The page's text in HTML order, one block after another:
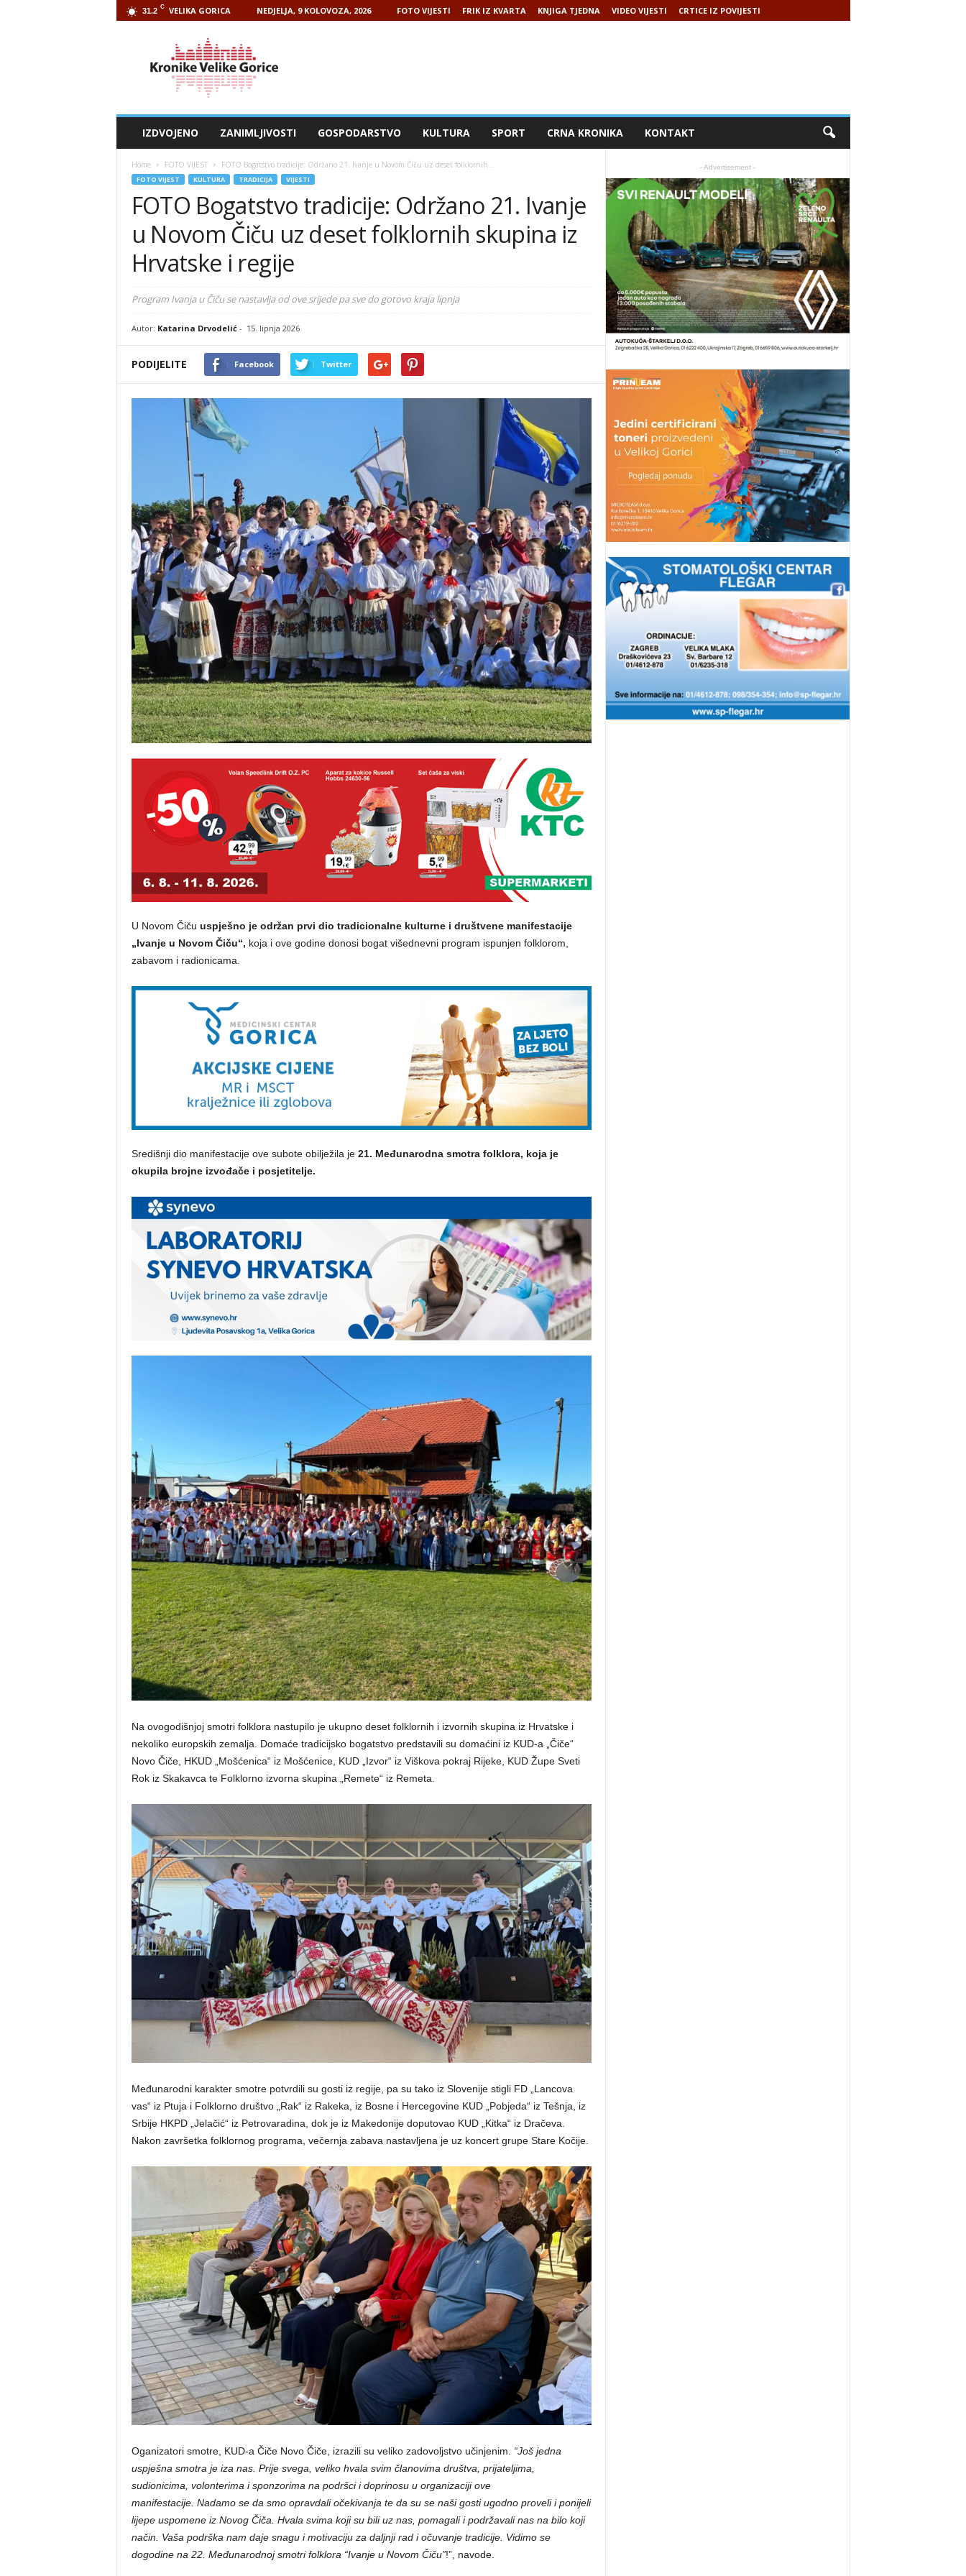
31.2 C VELIKA GORICA NEDJELJA, 9 KOLOVOZA, 2026 FOTO VIJESTI FRIK IZ KVARTA KNJIGA TJEDNA VIDEO VIJESTI CRTICE IZ POVIJESTI
IZDVOJENO ZANIMLJIVOSTI GOSPODARSTVO KULTURA SPORT CRNA KRONIKA KONTAKT
Home FOTO VIJEST FOTO Bogatstvo tradicije: Održano 21. Ivanje u Novom Čiču uz deset folklornih...
FOTO VIJEST KULTURA TRADICIJA VIJESTI
FOTO Bogatstvo tradicije: Održano 21. Ivanje
u Novom Čiču uz deset folklornih skupina iz
Hrvatske i regije
Program Ivanja u Čiču se nastavlja od ove srijede pa sve do gotovo kraja lipnja
Autor: Katarina Drvodelić- 15. lipnja 2026
PODIJELITE Facebook Twitter
U Novom Čiču uspješno je održan prvi dio tradicionalne kulturne i društvene manifestacije
„Ivanje u Novom Čiču“, koja i ove godine donosi bogat višednevni program ispunjen folklorom,
zabavom i radionicama.
Središnji dio manifestacije ove subote obilježila je21. Međunarodna smotra folklora, koja je
okupila brojne izvođače i posjetitelje.
Na ovogodišnjoj smotri folklora nastupilo je ukupno deset folklornih i izvornih skupina iz Hrvatske i
nekoliko europskih zemalja. Domaće tradicijsko bogatstvo predstavili su domaćini iz KUD-a „Čiče“
Novo Čiče, HKUD „Mošćenica“ iz Mošćenice, KUD „Izvor“ iz Viškova pokraj Rijeke, KUD Župe Sveti
Rok iz Skakavca te Folklorno izvorna skupina „Remete“ iz Remeta.
Međunarodni karakter smotre potvrdili su gosti iz regije, pa su tako iz Slovenije stigli FD „Lancova
vas“ iz Ptuja i Folklorno društvo „Rak“ iz Rakeka, iz Bosne i Hercegovine KUD „Pobjeda“ iz Tešnja, iz
Srbije HKPD „Jelačić“ iz Petrovaradina, dok je iz Makedonije doputovao KUD „Kitka“ iz Dračeva.
Nakon završetka folklornog programa, večernja zabava nastavljena je uz koncert grupe Stare Kočije.
Oganizatori smotre, KUD-a Čiče Novo Čiče, izrazili su veliko zadovoljstvo učinjenim.
“Još jedna
uspješna smotra je iza nas. Prije svega, veliko hvala svim članovima društva, prijateljima,
sudionicima, volonterima i sponzorima na podršci i doprinosu u organizaciji ove
manifestacije. Nadamo se da smo opravdali očekivanja te da su se naši gosti ugodno proveli i ponijeli
lijepe uspomene iz Novog Čiča. Hvala svima koji su bili uz nas, pomagali i podržavali nas na bilo koji
način. Vaša podrška nam daje snagu i motivaciju za daljnji rad i očuvanje tradicije. Vidimo se
dogodine na 22. Međunarodnoj smotri folklora “Ivanje u Novom Čiču”!”, navode.
- Advertisement -